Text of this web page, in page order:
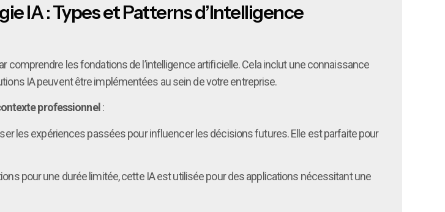
IA : Types et Patterns d’Intelligence
les fondations de l’intelligence artificielle. Cela inclut une connaissance
IA peuvent être implémentées au sein de votre entreprise.
professionnel :
les expériences passées pour influencer les décisions futures. Elle est parfaite pour
pour une durée limitée, cette IA est utilisée pour des applications nécessitant une